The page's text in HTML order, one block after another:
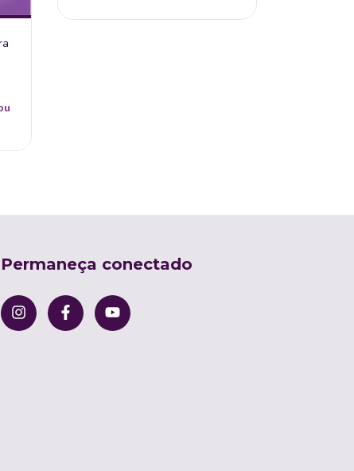
Permaneça conectado